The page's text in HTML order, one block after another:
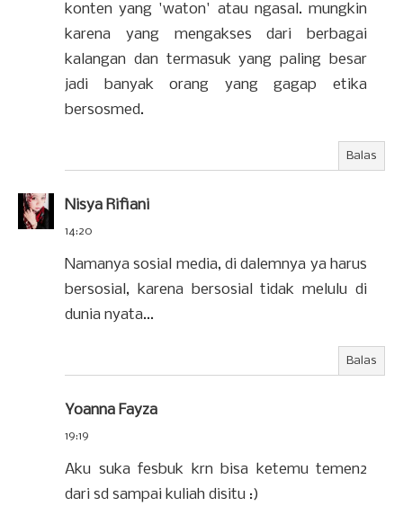
konten yang 'waton' atau ngasal. mungkin
karena yang mengakses dari berbagai
kalangan dan termasuk yang paling besar
jadi banyak orang yang gagap etika
bersosmed.
Balas
Nisya Rifiani
14:20
Namanya sosial media, di dalemnya ya harus
bersosial, karena bersosial tidak melulu di
dunia nyata...
Balas
Yoanna Fayza
19:19
Aku suka fesbuk krn bisa ketemu temen2
dari sd sampai kuliah disitu :)